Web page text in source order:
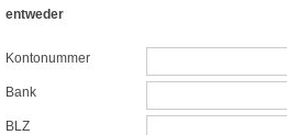
entweder
Kontonummer
Bank
BLZ